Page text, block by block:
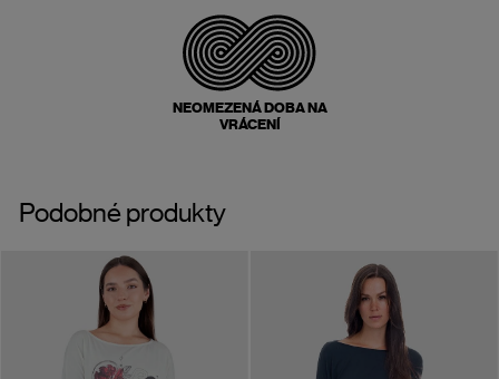
NEOMEZENÁ DOBA NA
VRÁCENÍ
Podobné produkty